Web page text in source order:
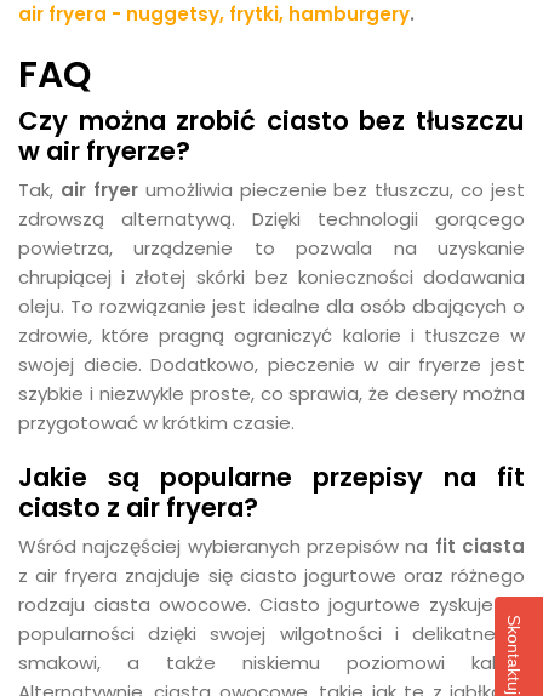
air fryera - nuggetsy, frytki, hamburgery.
FAQ
Czy można zrobić ciasto bez tłuszczu
w air fryerze?
Tak, air fryerumożliwia pieczenie bez tłuszczu, co jest
zdrowszą alternatywą. Dzięki technologii gorącego
powietrza, urządzenie to pozwala na uzyskanie
chrupiącej i złotej skórki bez konieczności dodawania
oleju. To rozwiązanie jest idealne dla osób dbających o
zdrowie, które pragną ograniczyć kalorie i tłuszcze w
swojej diecie. Dodatkowo, pieczenie w air fryerze jest
szybkie i niezwykle proste, co sprawia, że desery można
przygotować w krótkim czasie.
Jakie są popularne przepisy na fit
ciasto z air fryera?
Wśród najczęściej wybieranych przepisów na fit ciasta
z air fryera znajduje się ciasto jogurtowe oraz różnego
rodzaju ciasta owocowe. Ciasto jogurtowe zyskuje na
popularności dzięki swojej wilgotności i delikatnemu
smakowi, a także niskiemu poziomowi kalorii.